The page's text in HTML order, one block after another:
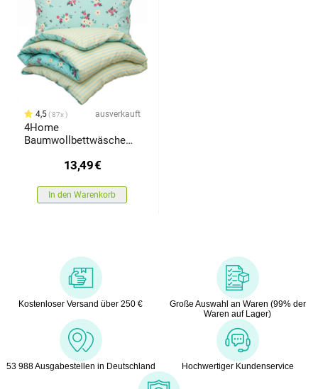
4,5 87x ausverkauft
4Home
Baumwollbettwäsche
cm, 70 x 90 cm
13,49€
In den Warenkorb
Kostenloser Versand über 250 €
Große Auswahl an Waren (99% der
Waren auf Lager)
53 988 Ausgabestellen in Deutschland Hochwertiger Kundenservice